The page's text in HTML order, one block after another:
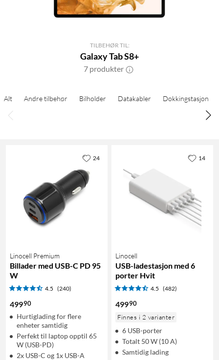
TILBEHØR TIL:
Galaxy Tab S8+
7 produkter
Alt Andre tilbehør Bilholder Datakabler Dokkingstasjon
Linocell Premium
Billader med USB-C PD 95
W
4.5 (240)
49990
Hurtiglading for flere
enheter samtidig
Perfekt til laptop opptil 65
W (USB-PD)
2x USB-C og 1x USB-A
24
Linocell
USB-ladestasjon med 6
porter Hvit
4.5 (482)
49990
Finnes i 2 varianter
6 USB-porter
Totalt 50 W (10 A)
Samtidig lading
14